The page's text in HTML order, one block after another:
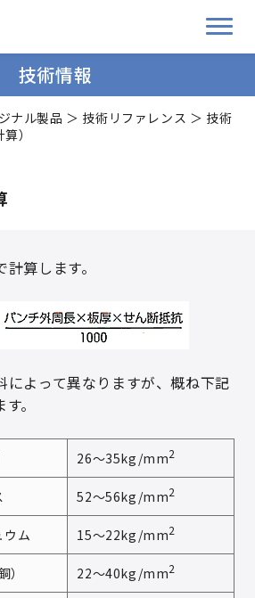
技術情報
ナル製品 ＞ 技術リファレンス ＞ 技術
）
算します。
によって異なりますが、概ね下記
。
26～35kg/mm2
52～56kg/mm2
ウム 15～22kg/mm2
） 22～40kg/mm2